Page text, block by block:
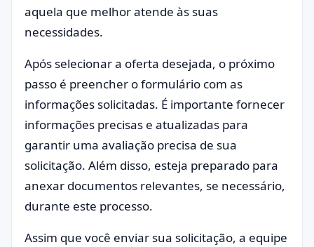
aquela que melhor atende às suas
necessidades.
Após selecionar a oferta desejada, o próximo
passo é preencher o formulário com as
informações solicitadas. É importante fornecer
informações precisas e atualizadas para
garantir uma avaliação precisa de sua
solicitação. Além disso, esteja preparado para
anexar documentos relevantes, se necessário,
durante este processo.
Assim que você enviar sua solicitação, a equipe